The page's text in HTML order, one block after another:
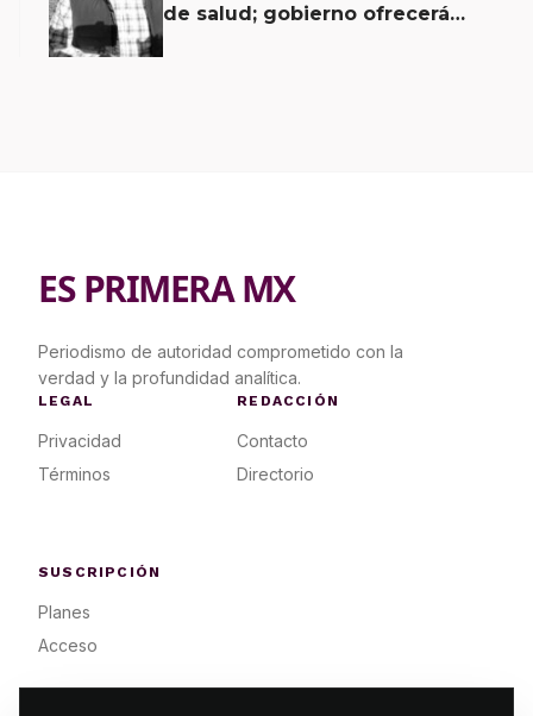
de salud; gobierno ofrecerá
ES PRIMERA MX
Periodismo de autoridad comprometido con la
verdad y la profundidad analítica.
LEGAL
Privacidad
Términos
REDACCIÓN
Contacto
Directorio
SUSCRIPCIÓN
Planes
Acceso